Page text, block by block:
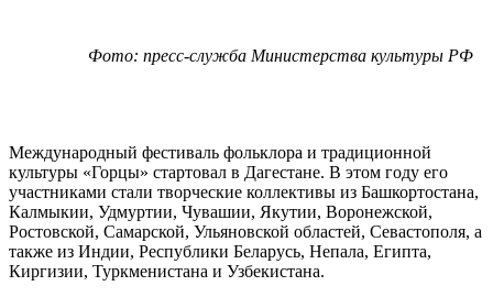
Фото: пресс-служба Министерства культуры РФ
Международный фестиваль фольклора и традиционной
культуры «Горцы» стартовал в Дагестане. В этом году его
участниками стали творческие коллективы из Башкортостана,
Калмыкии, Удмуртии, Чувашии, Якутии, Воронежской,
Ростовской, Самарской, Ульяновской областей, Севастополя, а
также из Индии, Республики Беларусь, Непала, Египта,
Киргизии, Туркменистана и Узбекистана.